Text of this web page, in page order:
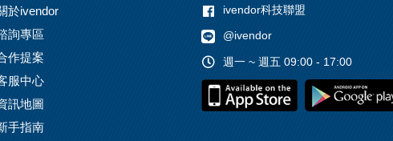
於ivendor
詢專區
作提案
服中心
訊地圖
手指南
ivendor科技聯盟
@ivendor
週一 ~ 週五 09:00 - 17:00